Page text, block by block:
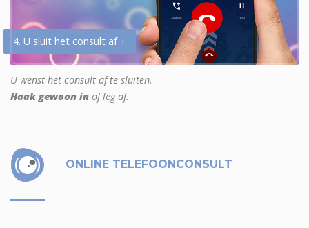
4. U sluit het consult af +
U wenst het consult af te sluiten.
Haak gewoon in of leg af.
ONLINE TELEFOONCONSULT